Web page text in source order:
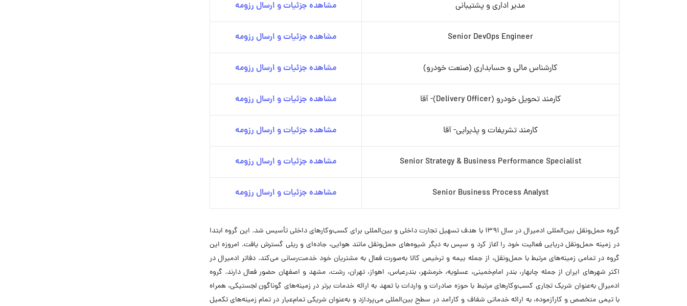
مدیر اداری و پشتیبانی مشاهده جزئیات و ارسال رزومه
Senior DevOps Engineer مشاهده جزئیات و ارسال رزومه
کارشناس مالی و حسابداری (صنعت خودرو) مشاهده جزئیات و ارسال رزومه
کارمند تحویل خودرو (Delivery Officer)- آقا مشاهده جزئیات و ارسال رزومه
کارمند تشریفات و پذیرایی- آقا مشاهده جزئیات و ارسال رزومه
Senior Strategy & Business Performance Specialist مشاهده جزئیات و ارسال رزومه
Senior Business Process Analyst مشاهده جزئیات و ارسال رزومه
گروه حمل‌ونقل بین‌المللی ادمیرال در سال ۱۳۹۱ با هدف تسهیل تجارت داخلی و بین‌المللی برای کسب‌وکارهای داخلی تأسیس شد. این گروه ابتدا
در زمینه حمل‌ونقل دریایی فعالیت خود را آغاز کرد و سپس به دیگر شیوه‌های حمل‌ونقل مانند هوایی، جاده‌ای و ریلی گسترش یافت. امروزه این
گروه در تمامی زمینه‌های مرتبط با حمل‌ونقل، از جمله بیمه و ترخیص کالا به‌صورت فعال به مشتریان خود خدمت‌رسانی می‌کند. دفاتر ادمیرال در
اکثر شهرهای ایران از جمله چابهار، بندر امام‌خمینی، عسلویه، خرمشهر، بندرعباس، اهواز، تهران، رشت، مشهد و اصفهان حضور فعال دارند. گروه
ادمیرال به‌عنوان شریک تجاری کسب‌وکارهای مرتبط با حوزه صادرات و واردات با تعهد به ارائه خدمات برتر در زمینه‌های گوناگون لجستیکی، همراه
با تیمی متخصص و کارآزموده، به ارائه خدماتی شفاف و کارآمد در سطح بین‌المللی می‌پردازد و به‌عنوان شریکی تمام‌عیار در تمام زمینه‌های تکمیل